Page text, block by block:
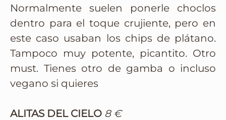
Normalmente suelen ponerle choclos
dentro para el toque crujiente, pero en
este caso usaban los chips de plátano.
Tampoco muy potente, picantito. Otro
must. Tienes otro de gamba o incluso
vegano si quieres
ALITAS DEL CIELO 8 €